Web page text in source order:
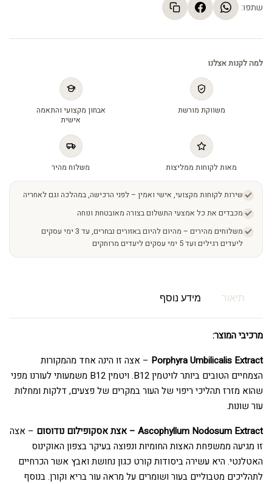
שתפו:
למה לקנות אצלנו
משווקת מורשת
אבחון מקצועי והתאמה
אישית
מאות לקוחות ממליצות משלוח מהיר
שירות לקוחות מקצועי, אישי ואמין – לפני הרכישה, במהלכה וגם לאחריה
מכבדים את כל אמצעי התשלום בצורה מאובטחת ונוחה
משלוחים מהירים – מהיום להיום באזורים נבחרים, עד 3 ימי עסקים
ליעדים רגילים ועד 5 ימי עסקים ליעדים מרוחקים
תיאור מידע נוסף
מרכיבי המוצר:
Porphyra Umbilicalis Extract – אצה זו הינה אחד מהמקורות
הצמחיים הטובים ביותר לויטמין B12. ויטמין B12 משמעותי לעורנו מפני
שהוא מזרז תהליכי ריפוי של העור במקרים של פצעים, דלקות ומחלות
עור שונות.
Ascophyllum Nodosum Extract – אצת אסקופילום נודוסום
– אצה
זו מגיעה ממשפחת האצות החומיות ונפוצה בעיקר בצפון האוקינוס
האטלנטי. היא עשירה ביסודות קורט כגון נחושת ואבץ אשר הכרחיים
לתהליכים מטבוליים בעור ושומרים על מראה עור בריא וקורן. בנוסף